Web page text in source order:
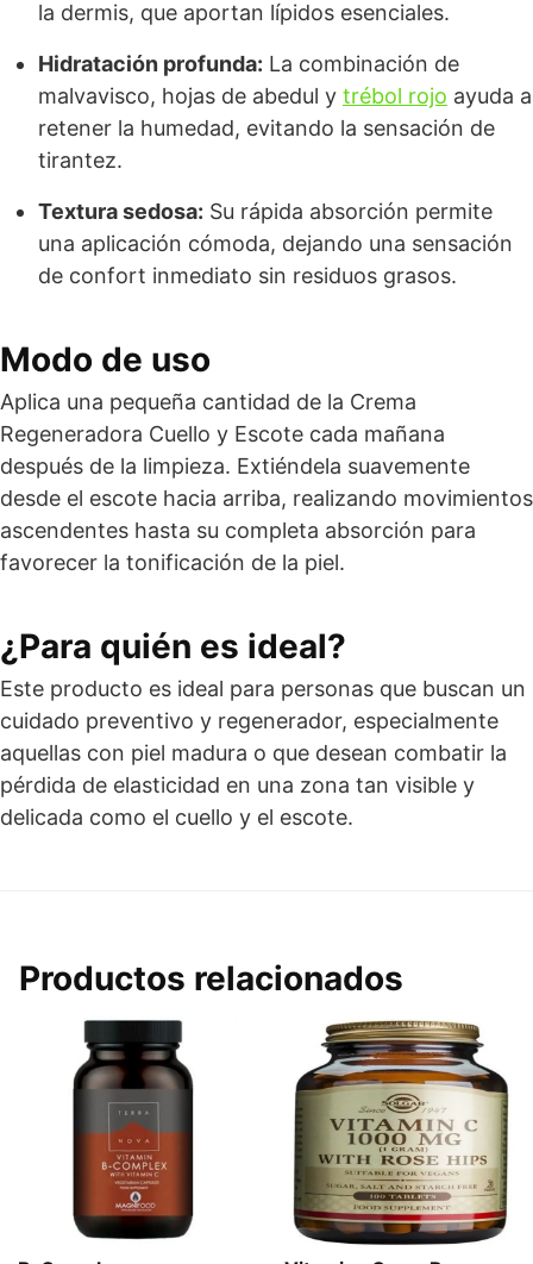
la dermis, que aportan lípidos esenciales.
Hidratación profunda: La combinación de
malvavisco, hojas de abedul y trébol rojo ayuda a
retener la humedad, evitando la sensación de
tirantez.
Textura sedosa: Su rápida absorción permite
una aplicación cómoda, dejando una sensación
de confort inmediato sin residuos grasos.
Modo de uso
Aplica una pequeña cantidad de la Crema
Regeneradora Cuello y Escote cada mañana
después de la limpieza. Extiéndela suavemente
desde el escote hacia arriba, realizando movimientos
ascendentes hasta su completa absorción para
favorecer la tonificación de la piel.
¿Para quién es ideal?
Este producto es ideal para personas que buscan un
cuidado preventivo y regenerador, especialmente
aquellas con piel madura o que desean combatir la
pérdida de elasticidad en una zona tan visible y
delicada como el cuello y el escote.
Productos relacionados